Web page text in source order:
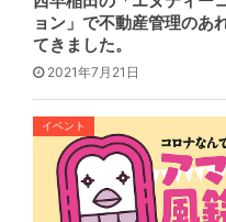
ョン」で不動産管理のあ
てきました。
2021年7月21日
イベント